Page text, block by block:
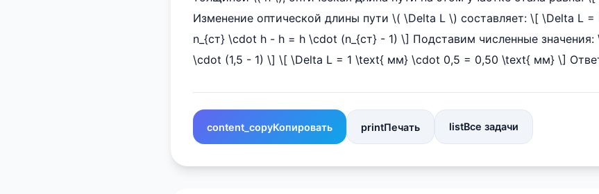
Изменение оптической длины пути \( \Delta L \) составляет: \[ \Delta L =
n_{ст} \cdot h - h = h \cdot (n_{ст} - 1) \] Подставим численные
\cdot (1,5 - 1) \] \[ \Delta L = 1 \text{ мм} \cdot 0,5 = 0,50 \text{ мм} \]
content_copyКопировать printПечать listВсе задачи